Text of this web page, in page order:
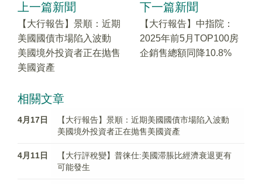
上一篇新聞
【大行報告】景順：近期
美國國債市場陷入波動
美國境外投資者正在抛售
美國資產
下一篇新聞
【大行報告】中指院：
2025年前5月TOP100房
企銷售總額同降10.8%
相關文章
4月17日
【大行報告】景順：近期美國國債市場陷入波動
美國境外投資者正在抛售美國資產
4月11日
【大行評稅變】普徕仕:美國滞脹比經濟衰退更有
可能發生